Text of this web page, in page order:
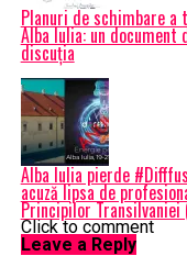
Planuri de schimbare
Alba Iulia: un document
discuția
Alba Iulia pierde
acuză lipsa de
Principilor
Click to comment
Leave a Reply